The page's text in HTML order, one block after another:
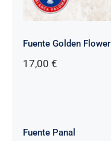
Fuente Golden Flower
17,00 €
Fuente Panal